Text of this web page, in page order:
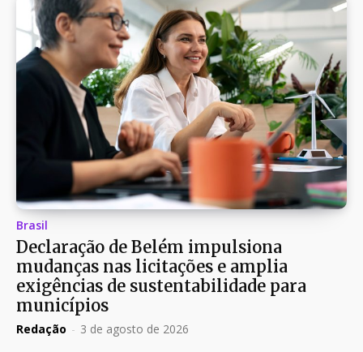
Brasil
Declaração de Belém impulsiona
mudanças nas licitações e amplia
exigências de sustentabilidade para
municípios
Redação - 3 de agosto de 2026